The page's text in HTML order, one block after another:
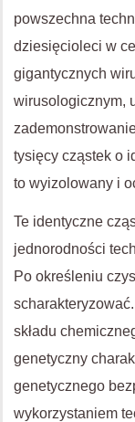
powszechna
dziesięcioleci w
gigantycznych
wirusologicznym,
tysięcy cząstek o
to wyizolowany i
Te identyczne
jednorodności
Po określeniu
składu
genetyczny
genetycznego
wykorzystaniem